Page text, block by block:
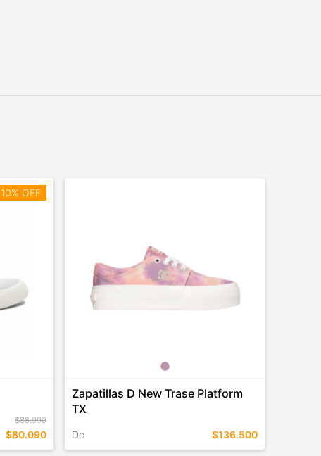
10% OFF
$80.090
$88.990
Zapatillas D New Trase Platform
TX
Dc $136.500